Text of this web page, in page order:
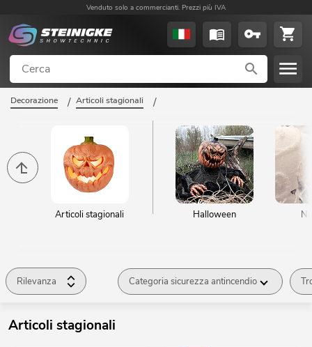
Venduto solo a commercianti. Prezzi più IVA
Decorazione / Articoli stagionali /
Articoli stagionali Halloween
Rilevanza Categoria sicurezza antincendio
Articoli stagionali